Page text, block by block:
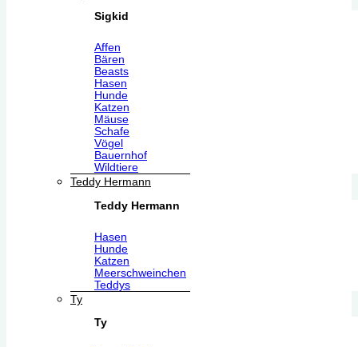
Sigkid
Affen
Bären
Beasts
Hasen
Hunde
Katzen
Mäuse
Schafe
Vögel
Bauernhof
Wildtiere
Teddy Hermann
Teddy Hermann
Hasen
Hunde
Katzen
Meerschweinchen
Teddys
Ty
Ty